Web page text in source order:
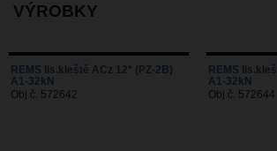
VÝROBKY
REMS lis.kleště ACz 12* (PZ-2B)
A1-32kN
Obj.č. 572642
REMS
A1-32kN
Obj.č. 572644